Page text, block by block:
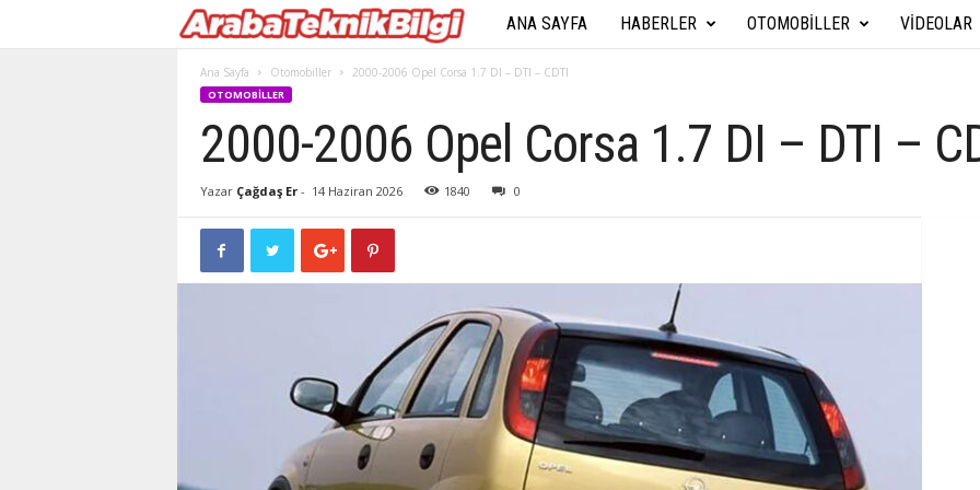
r
b
a
e
k
n
ANA SAYFA HABERLER OTOMOBILLER VIDEOLAR
Ana Sayfa Otomobiller 2000-2006 Opel Corsa 1.7 DI – DTI – CDTI
OTOMOBILLER
2000-2006 Opel Corsa 1.7 DI – DTI –
Yazar Çağdaş Er- 14 Haziran 2026 1840 0